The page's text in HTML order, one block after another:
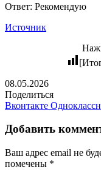
Ответ: Рекомендую
Источник
08.05.2026
Поделиться
Вконтакте
Добавить
Ваш адрес email не
помечены *